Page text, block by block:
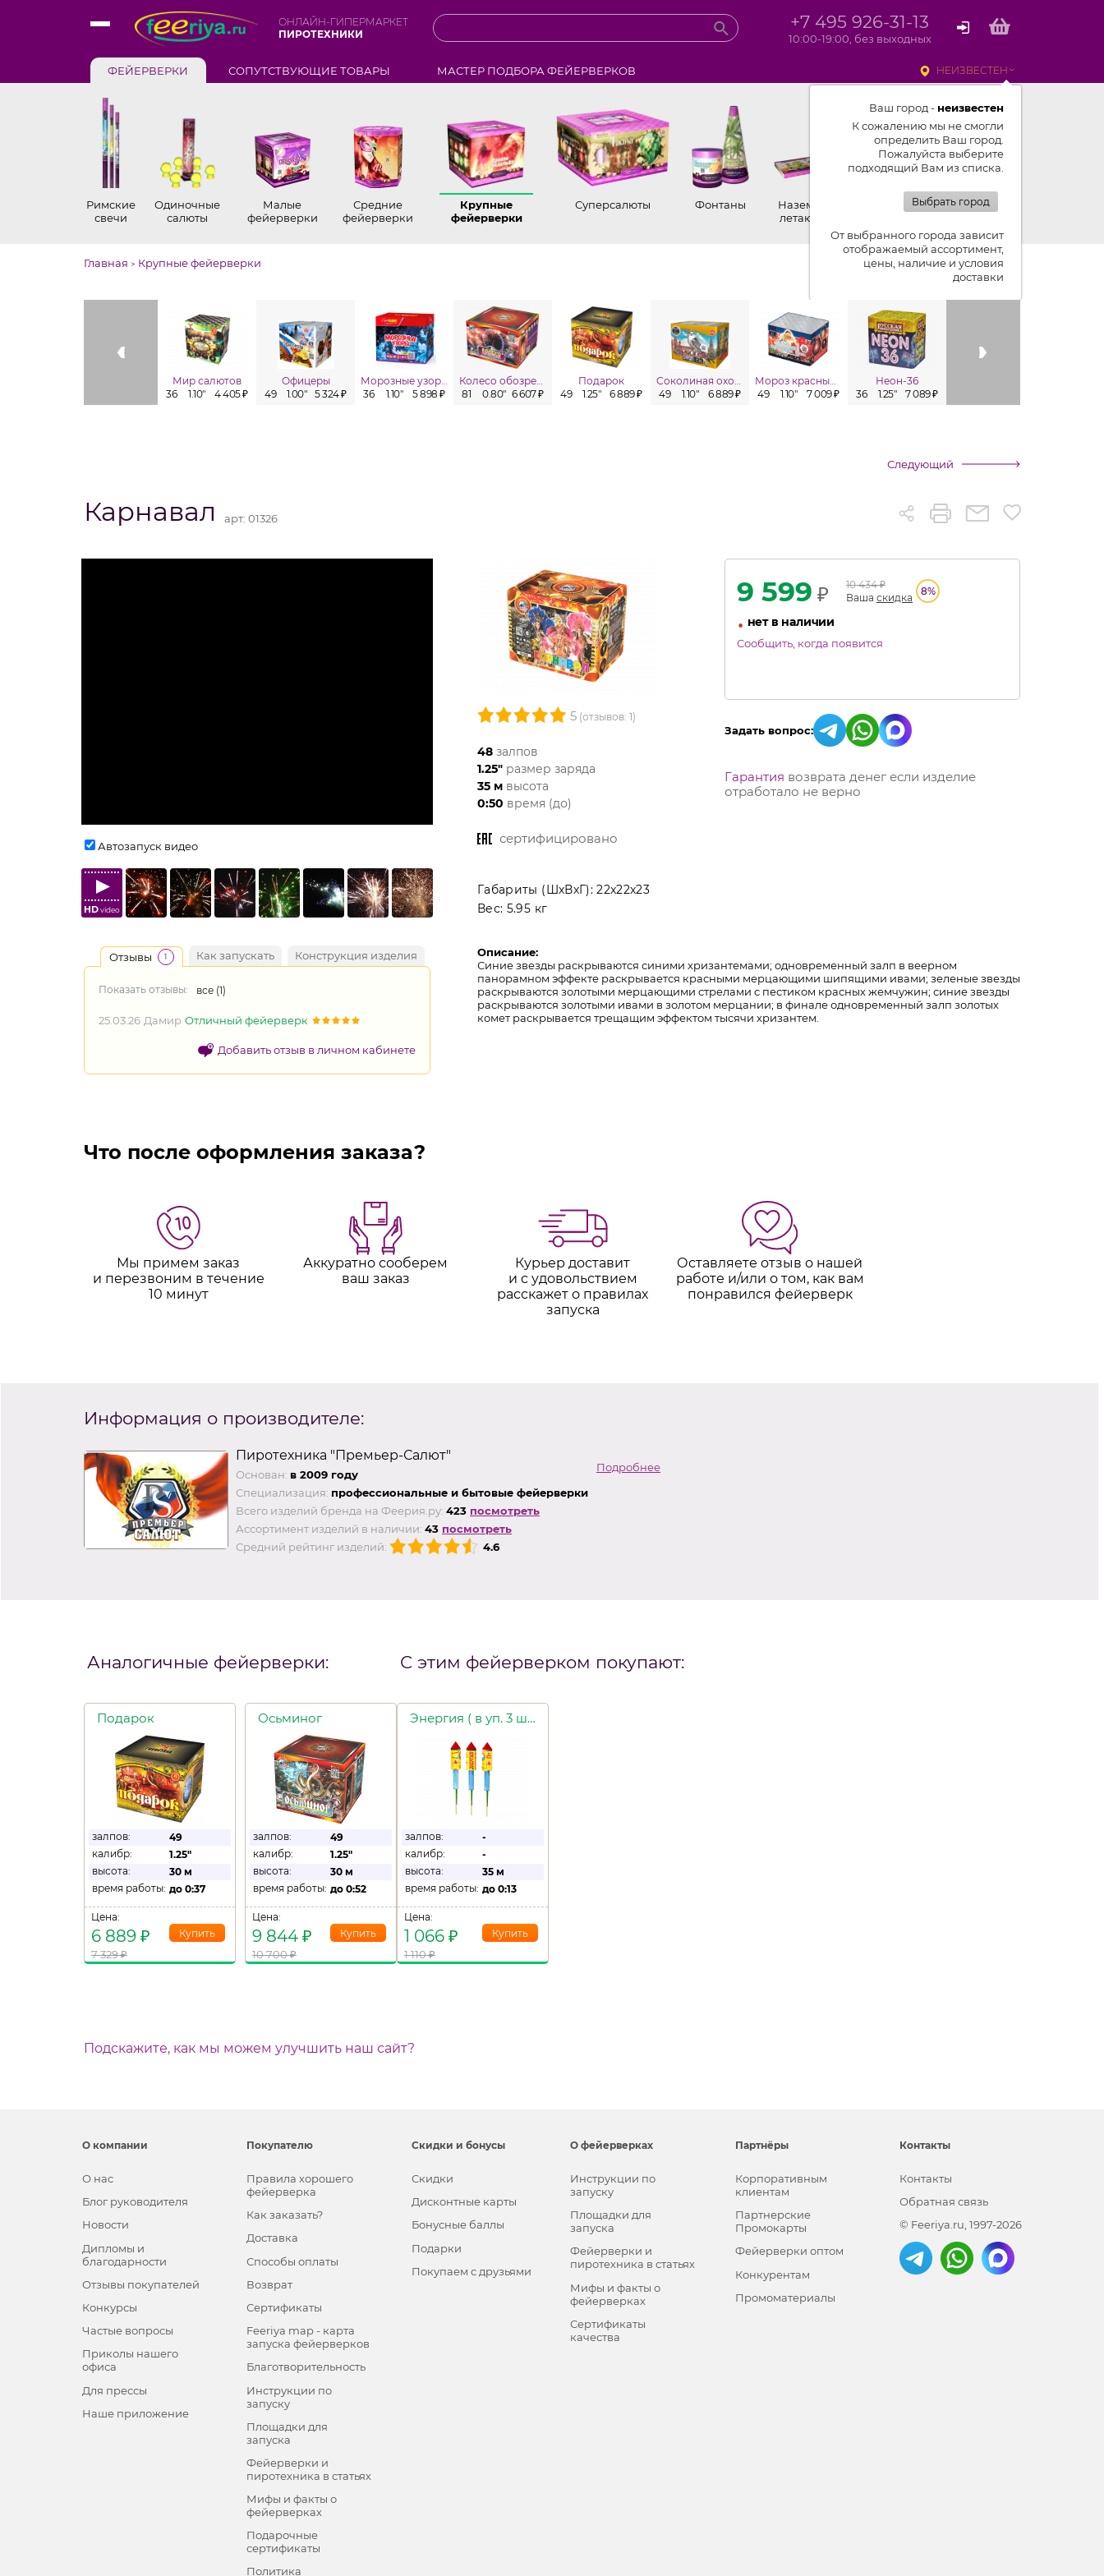
ОНЛАЙН-ГИПЕРМАРКЕТ
ПИРОТЕХНИКИ
+7 495 926-31-13
10:00-19:00, без выходных
ФЕЙЕРВЕРКИ СОПУТСТВУЮЩИЕ ТОВАРЫ МАСТЕР ПОДБОРА ФЕЙЕРВЕРКОВ НЕИЗВЕСТЕН
Ваш город - неизвестен
К сожалению мы не смогли
определить Ваш город.
Пожалуйста выберите
подходящий Вам из списка.
Выбрать город
От выбранного города зависит
отображаемый ассортимент,
цены, наличие и условия
доставки
Римские
свечи
Одиночные
салюты
Малые
фейерверки
Средние
фейерверки
Крупные
фейерверки
Суперсалюты Фонтаны
Наземные,
летающие
Петарды
Главная > Крупные фейерверки Показывать ленту изделий
Мир салютов
36
1.10" 4 405 ₽
Офицеры
49
1.00" 5 324 ₽
Морозные узоры
36
1.10" 5 898 ₽
Колесо обозрения
81
0.80" 6 607 ₽
Подарок
49
1.25" 6 889 ₽
Соколиная охота
49
1.10" 6 889 ₽
Мороз красный нос
49
1.10" 7 009 ₽
Неон-36
36
1.25" 7 089 ₽
Следующий
Карнавал арт: 01326
Автозапуск видео
HDvideo
Отзывы 1 Как запускать Конструкция изделия
Показать отзывы: все (1)
25.03.26 Дамир Отличный фейерверк
Добавить отзыв в личном кабинете
5 (отзывов: 1)
48 залпов
1.25" размер заряда
35 м высота
0:50 время (до)
сертифицировано
Габариты (ШхВхГ):22x22x23
Вес: 5.95 кг
9 599 ₽ 10 434₽
Ваша скидка
8%
• нет в наличии
Сообщить, когда появится
Задать вопрос:
Гарантия возврата денег если изделие
отработало не верно
Описание:
Синие звезды раскрываются синими хризантемами; одновременный залп в веерном
панорамном эффекте раскрывается красными мерцающими шипящими ивами; зеленые звезды
раскрываются золотыми мерцающими стрелами с пестиком красных жемчужин; синие звезды
раскрываются золотыми ивами в золотом мерцании; в финале одновременный залп золотых
комет раскрывается трещащим эффектом тысячи хризантем.
Что после оформления заказа?
Мы примем заказ
и перезвоним в течение
10 минут
Аккуратно сооберем
ваш заказ
Курьер доставит
и с удовольствием
расскажет о правилах
запуска
Оставляете отзыв о нашей
работе и/или о том, как вам
понравился фейерверк
Информация о производителе:
Пиротехника "Премьер-Салют"
Основан: в 2009 году
Специализация: профессиональные и бытовые фейерверки
Всего изделий бренда на Феерия.ру: 423 посмотреть
Ассортимент изделий в наличии: 43 посмотреть
Средний рейтинг изделий:
4.6
Подробнее
Аналогичные фейерверки:
Подарок
залпов:
49
калибр:
1.25"
высота:
30 м
время работы: до 0:37
Цена:
6 889 ₽
7 329₽
Осьминог
залпов:
49
калибр:
1.25"
высота:
30 м
время работы: до 0:52
Цена:
9 844 ₽
10 700₽
С этим фейерверком покупают:
Энергия ( в уп. 3 шт.)
залпов:
-
калибр:
-
высота:
35 м
время работы: до 0:13
Цена:
1 066 ₽
1 110₽
Подскажите, как мы можем улучшить наш сайт?
О компании
О нас
Блог руководителя
Новости
Дипломы и
благодарности
Отзывы покупателей
Конкурсы
Частые вопросы
Приколы нашего
офиса
Для прессы
Наше приложение
Покупателю
Правила хорошего
фейерверка
Как заказать?
Доставка
Способы оплаты
Возврат
Сертификаты
Feeriya map - карта
запуска фейерверков
Благотворительность
Инструкции по
запуску
Площадки для
запуска
Фейерверки и
пиротехника в статьях
Мифы и факты о
фейерверках
Подарочные
сертификаты
Политика
Скидки и бонусы
Скидки
Дисконтные карты
Бонусные баллы
Подарки
Покупаем с друзьями
О фейерверках
Инструкции по
запуску
Площадки для
запуска
Фейерверки и
пиротехника в статьях
Мифы и факты о
фейерверках
Сертификаты
качества
Партнёры
Корпоративным
клиентам
Партнерские
Промокарты
Фейерверки оптом
Конкурентам
Промоматериалы
Контакты
Контакты
Обратная связь
© Feeriya.ru, 1997-2026